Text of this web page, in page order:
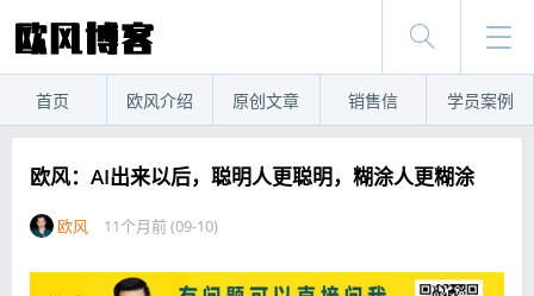
首页 欧风介绍 原创文章 销售信 学员案例
欧风：AI出来以后，聪明人更聪明，糊涂人更糊涂
欧风 11个月前 (09-10)